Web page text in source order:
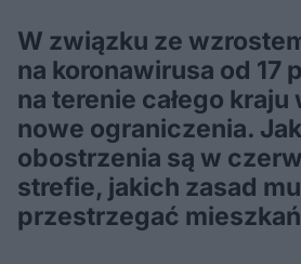
W związku ze
na koronawirusa od 17
na terenie całego
nowe ograniczenia.
obostrzenia są w
strefie, jakich zasad
przestrzegać